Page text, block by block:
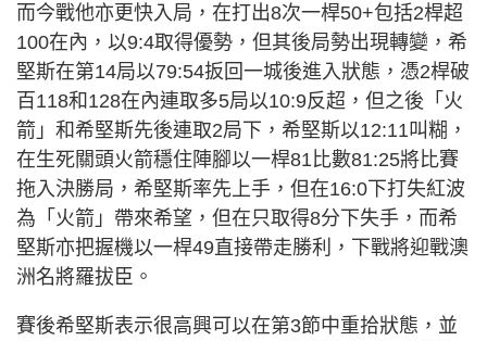
而今戰他亦更快入局，在打出8次一桿50+包括2桿超
100在內，以9:4取得優勢，但其後局勢出現轉變，希
堅斯在第14局以79:54扳回一城後進入狀態，憑2桿破
百118和128在內連取多5局以10:9反超，但之後「火
箭」和希堅斯先後連取2局下，希堅斯以12:11叫糊，
在生死關頭火箭穩住陣腳以一桿81比數81:25將比賽
拖入決勝局，希堅斯率先上手，但在16:0下打失紅波
為「火箭」帶來希望，但在只取得8分下失手，而希
堅斯亦把握機以一桿49直接帶走勝利，下戰將迎戰澳
洲名將羅拔臣。
賽後希堅斯表示很高興可以在第3節中重拾狀態，並